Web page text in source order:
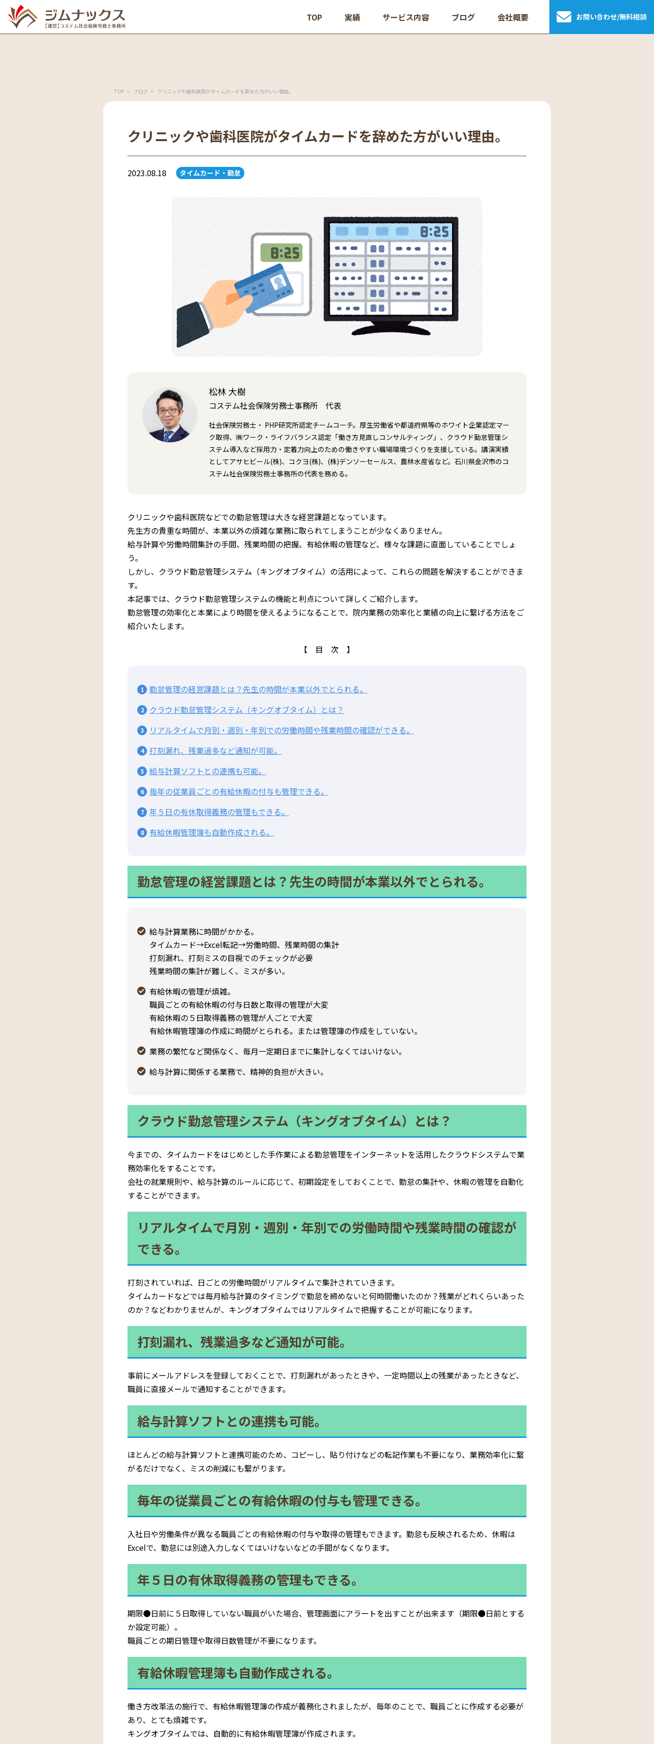
TOP 実績 サービス内容 ブログ 会社概要 お問い合わせ/無料相談
TOP ブログ クリニックや歯科医院がタイムカードを辞めた方がいい理由。
クリニックや歯科医院がタイムカードを辞めた方がいい理由。
2023.08.18 タイムカード・勤怠
松林 大樹
コステム社会保険労務士事務所 代表
社会保険労務士・ PHP研究所認定チームコーチ。厚生労働省や都道府県等のホワイト企業認定マー
ク取得、㈱ワーク・ライフバランス認定「働き方見直しコンサルティング」、クラウド勤怠管理シ
ステム導入など採用力・定着力向上のための働きやすい職場環境づくりを支援している。講演実績
としてアサヒビール(株)、コクヨ(株)、(株)デンソーセールス、農林水産省など。石川県金沢市のコ
ステム社会保険労務士事務所の代表を務める。
クリニックや歯科医院などでの勤怠管理は大きな経営課題となっています。
先生方の貴重な時間が、本業以外の煩雑な業務に取られてしまうことが少なくありません。
給与計算や労働時間集計の手間、残業時間の把握、有給休暇の管理など、様々な課題に直面していることでしょ
う。
しかし、クラウド勤怠管理システム（キングオブタイム）の活用によって、これらの問題を解決することができま
す。
本記事では、クラウド勤怠管理システムの機能と利点について詳しくご紹介します。
勤怠管理の効率化と本業により時間を使えるようになることで、院内業務の効率化と業績の向上に繋げる方法をご
紹介いたします。
【 目 次 】
勤怠管理の経営課題とは？先生の時間が本業以外でとられる。
クラウド勤怠管理システム（キングオブタイム）とは？
リアルタイムで月別・週別・年別での労働時間や残業時間の確認ができる。
打刻漏れ、残業過多など通知が可能。
給与計算ソフトとの連携も可能。
毎年の従業員ごとの有給休暇の付与も管理できる。
年５日の有休取得義務の管理もできる。
有給休暇管理簿も自動作成される。
勤怠管理の経営課題とは？先生の時間が本業以外でとられる。
給与計算業務に時間がかかる。
タイムカード→Excel転記→労働時間、残業時間の集計
打刻漏れ、打刻ミスの目視でのチェックが必要
残業時間の集計が難しく、ミスが多い。
有給休暇の管理が煩雑。
職員ごとの有給休暇の付与日数と取得の管理が大変
有給休暇の５日取得義務の管理が人ごとで大変
有給休暇管理簿の作成に時間がとられる。または管理簿の作成をしていない。
業務の繁忙など関係なく、毎月一定期日までに集計しなくてはいけない。
給与計算に関係する業務で、精神的負担が大きい。
クラウド勤怠管理システム（キングオブタイム）とは？
今までの、タイムカードをはじめとした手作業による勤怠管理をインターネットを活用したクラウドシステムで業
務効率化をすることです。
会社の就業規則や、給与計算のルールに応じて、初期設定をしておくことで、勤怠の集計や、休暇の管理を自動化
することができます。
リアルタイムで月別・週別・年別での労働時間や残業時間の確認が
できる。
打刻されていれば、日ごとの労働時間がリアルタイムで集計されていきます。
タイムカードなどでは毎月給与計算のタイミングで勤怠を締めないと何時間働いたのか？残業がどれくらいあった
のか？などわかりませんが、キングオブタイムではリアルタイムで把握することが可能になります。
打刻漏れ、残業過多など通知が可能。
事前にメールアドレスを登録しておくことで、打刻漏れがあったときや、一定時間以上の残業があったときなど、
職員に直接メールで通知することができます。
給与計算ソフトとの連携も可能。
ほとんどの給与計算ソフトと連携可能のため、コピーし、貼り付けなどの転記作業も不要になり、業務効率化に繋
がるだけでなく、ミスの削減にも繋がります。
毎年の従業員ごとの有給休暇の付与も管理できる。
入社日や労働条件が異なる職員ごとの有給休暇の付与や取得の管理もできます。勤怠も反映されるため、休暇は
Excelで、勤怠には別途入力しなくてはいけないなどの手間がなくなります。
年５日の有休取得義務の管理もできる。
期限●日前に５日取得していない職員がいた場合、管理画面にアラートを出すことが出来ます（期限●日前とする
か設定可能）。
職員ごとの期日管理や取得日数管理が不要になります。
有給休暇管理簿も自動作成される。
働き方改革法の施行で、有給休暇管理簿の作成が義務化されましたが、毎年のことで、職員ごとに作成する必要が
あり、とても煩雑です。
キングオブタイムでは、自動的に有給休暇管理簿が作成されます。